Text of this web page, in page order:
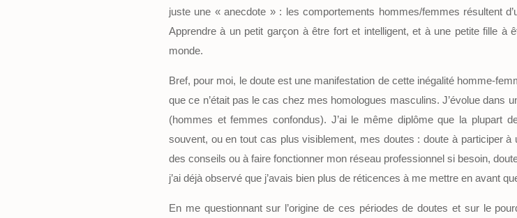
juste une « anecdote » : les comportements hommes/femmes résultent
Apprendre à un petit garçon à être fort et intelligent, et à une petite fille à
monde.
Bref, pour moi, le doute est une manifestation de cette inégalité homme-
que ce n’était pas le cas chez mes homologues masculins. J’évolue dans
(hommes et femmes confondus). J’ai le même diplôme que la plupart
souvent, ou en tout cas plus visiblement, mes doutes : doute à participer
des conseils ou à faire fonctionner mon réseau professionnel si besoin,
j’ai déjà observé que j’avais bien plus de réticences à me mettre en avant
En me questionnant sur l’origine de ces périodes de doutes et sur le